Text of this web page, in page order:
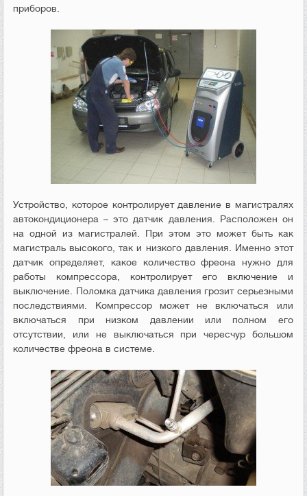
приборов.
Устройство, которое контролирует давление в магистралях
автокондиционера – это датчик давления. Расположен он
на одной из магистралей. При этом это может быть как
магистраль высокого, так и низкого давления. Именно этот
датчик определяет, какое количество фреона нужно для
работы компрессора, контролирует его включение и
выключение. Поломка датчика давления грозит серьезными
последствиями. Компрессор может не включаться или
включаться при низком давлении или полном его
отсутствии, или не выключаться при чересчур большом
количестве фреона в системе.